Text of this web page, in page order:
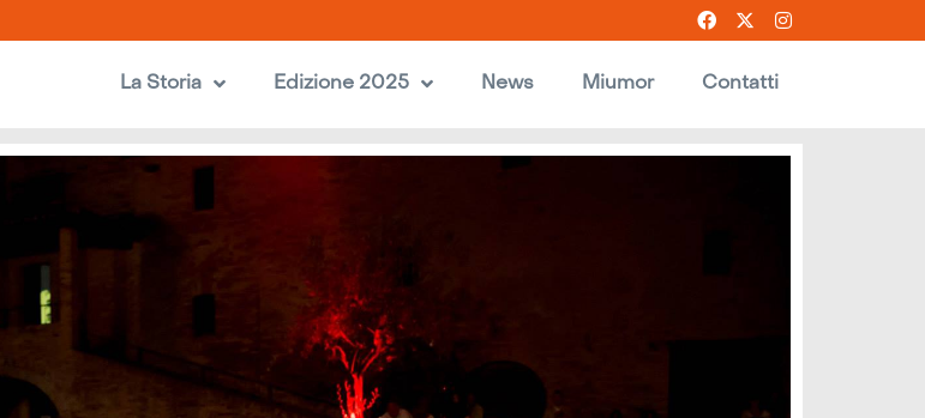
La Storia Edizione 2025 News Miumor Contatti